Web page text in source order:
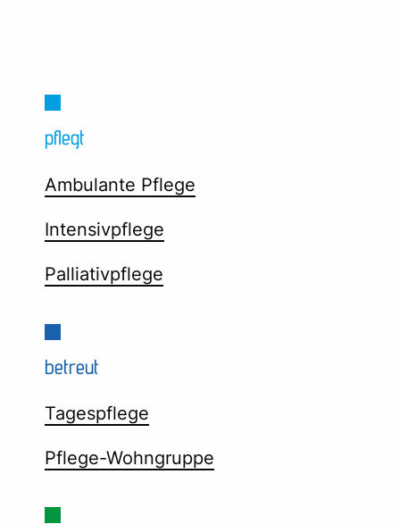
pflegt
Ambulante Pflege
Intensivpflege
Palliativpflege
betreut
Tagespflege
Pflege-Wohngruppe